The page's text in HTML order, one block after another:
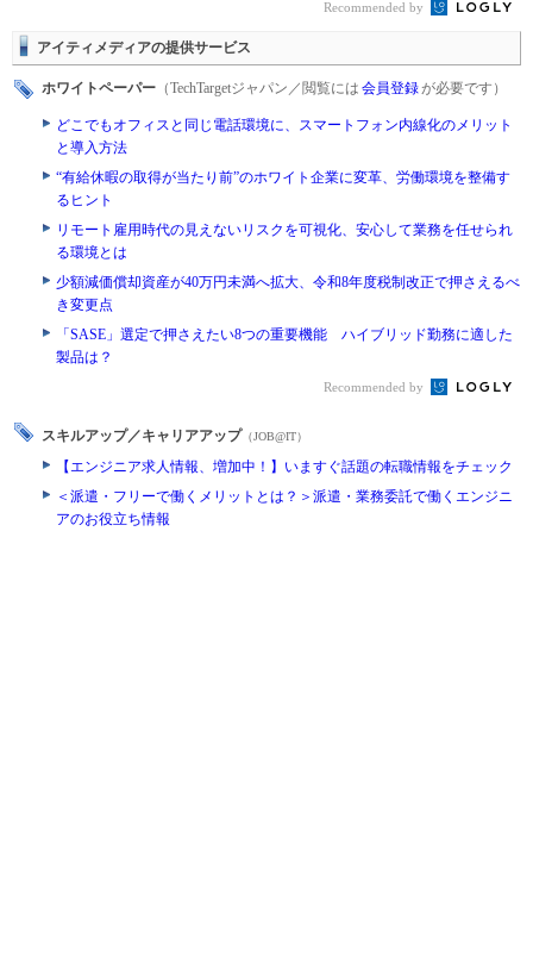
Recommended by
アイティメディアの提供サービス
ホワイトペーパー （TechTargetジャパン／閲覧には 会員登録が必要です）
どこでもオフィスと同じ電話環境に、スマートフォン内線化のメリット
と導入方法
“有給休暇の取得が当たり前”のホワイト企業に変革、労働環境を整備す
るヒント
リモート雇用時代の見えないリスクを可視化、安心して業務を任せられ
る環境とは
少額減価償却資産が40万円未満へ拡大、令和8年度税制改正で押さえるべ
き変更点
「SASE」選定で押さえたい8つの重要機能 ハイブリッド勤務に適した
製品は？
Recommended by
スキルアップ／キャリアアップ （JOB@IT）
【エンジニア求人情報、増加中！】いますぐ話題の転職情報をチェック
＜派遣・フリーで働くメリットとは？＞派遣・業務委託で働くエンジニ
アのお役立ち情報